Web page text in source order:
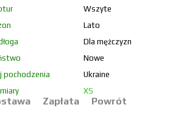
Wszyte
Lato
Dla mężczyzn
Nowe
pochodzenia
Ukraine
XS
Zapłata Powrót